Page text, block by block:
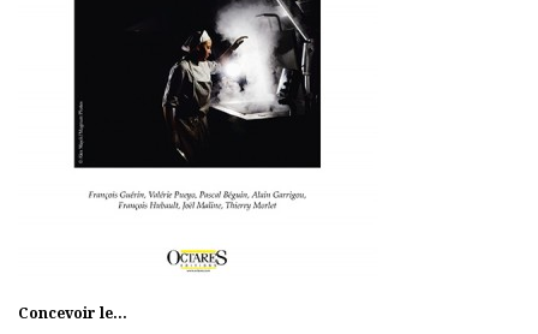
Concevoir le...